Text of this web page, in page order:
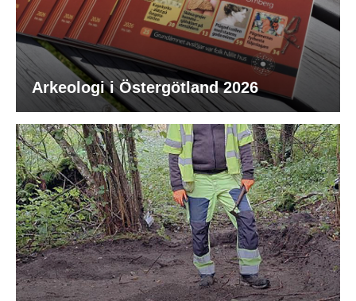
Arkeologi i Östergötland 2026